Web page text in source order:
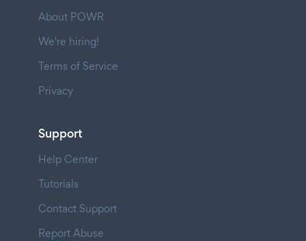
About POWR
We're hiring!
Terms of Service
Privacy
Support
Help Center
Tutorials
Contact Support
Report Abuse